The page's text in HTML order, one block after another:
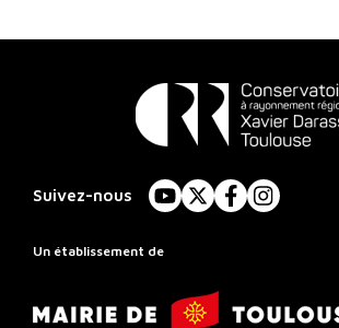
Rayonnement
Régional
Toulouse
Suivez-nous
YouTube
X FacebookInstagram
Un établissement de
Mairie